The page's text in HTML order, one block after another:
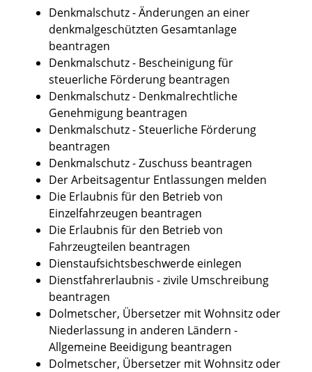
Denkmalschutz - Änderungen an einer
denkmalgeschützten Gesamtanlage
beantragen
Denkmalschutz - Bescheinigung für
steuerliche Förderung beantragen
Denkmalschutz - Denkmalrechtliche
Genehmigung beantragen
Denkmalschutz - Steuerliche Förderung
beantragen
Denkmalschutz - Zuschuss beantragen
Der Arbeitsagentur Entlassungen melden
Die Erlaubnis für den Betrieb von
Einzelfahrzeugen beantragen
Die Erlaubnis für den Betrieb von
Fahrzeugteilen beantragen
Dienstaufsichtsbeschwerde einlegen
Dienstfahrerlaubnis - zivile Umschreibung
beantragen
Dolmetscher, Übersetzer mit Wohnsitz oder
Niederlassung in anderen Ländern -
Allgemeine Beeidigung beantragen
Dolmetscher, Übersetzer mit Wohnsitz oder